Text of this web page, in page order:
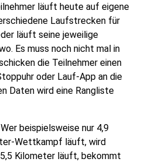
läuft heute auf eigene
Laufstrecken für
läuft seine jeweilige
Es muss noch nicht mal in
die Teilnehmer einen
oder Lauf-App an die
Daten wird eine Rangliste
beispielsweise nur 4,9
Wettkampf läuft, wird
Kilometer läuft, bekommt